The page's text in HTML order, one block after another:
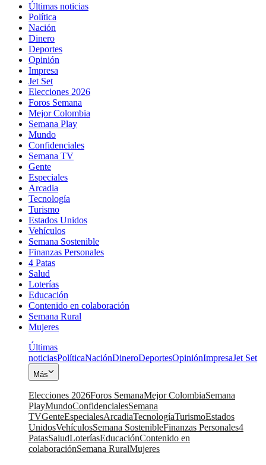
Últimas noticias
Política
Nación
Dinero
Deportes
Opinión
Impresa
Jet Set
Elecciones 2026
Foros Semana
Mejor Colombia
Semana Play
Mundo
Confidenciales
Semana TV
Gente
Especiales
Arcadia
Tecnología
Turismo
Estados Unidos
Vehículos
Semana Sostenible
Finanzas Personales
4 Patas
Salud
Loterías
Educación
Contenido en colaboración
Semana Rural
Mujeres
Últimas
noticiasPolíticaNaciónDineroDeportesOpiniónImpresaJet Set
Más
Elecciones 2026Foros SemanaMejor ColombiaSemana
PlayMundoConfidencialesSemana
TVGenteEspecialesArcadiaTecnologíaTurismoEstados
UnidosVehículosSemana SostenibleFinanzas Personales4
PatasSaludLoteríasEducaciónContenido en
colaboraciónSemana RuralMujeres